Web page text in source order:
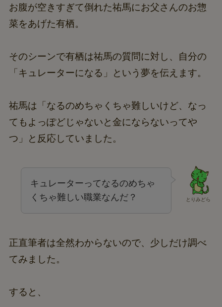
お腹が空きすぎて倒れた祐馬にお父さんのお惣
菜をあげた有栖。
そのシーンで有栖は祐馬の質問に対し、自分の
「キュレーターになる」という夢を伝えます。
祐馬は「なるのめちゃくちゃ難しいけど、なっ
てもよっぽどじゃないと金にならないってや
つ」と反応していました。
とりみどら
キュレーターってなるのめちゃ
くちゃ難しい職業なんだ？
正直筆者は全然わからないので、少しだけ調べ
てみました。
すると、